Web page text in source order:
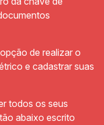
de realizar o
e cadastrar suas
todos os seus
abaixo escrito